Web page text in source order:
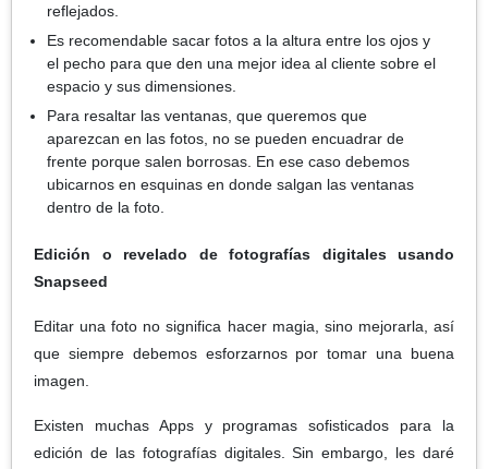
reflejados.
Es recomendable sacar fotos a la altura entre los ojos y
el pecho para que den una mejor idea al cliente sobre el
espacio y sus dimensiones.
Para resaltar las ventanas, que queremos que
aparezcan en las fotos, no se pueden encuadrar de
frente porque salen borrosas. En ese caso debemos
ubicarnos en esquinas en donde salgan las ventanas
dentro de la foto.
Edición o revelado de fotografías digitales usando
Snapseed
Editar una foto no significa hacer magia, sino mejorarla, así
que siempre debemos esforzarnos por tomar una buena
imagen.
Existen muchas Apps y programas sofisticados para la
edición de las fotografías digitales. Sin embargo, les daré